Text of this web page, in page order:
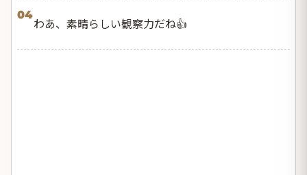
04
わあ、素晴らしい観察力だね👍